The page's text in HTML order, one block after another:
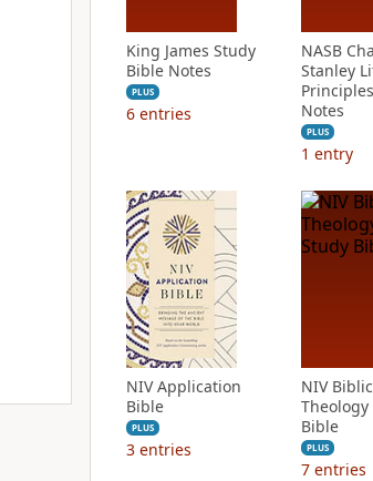
King James Study
Bible Notes
PLUS
6 entries
NASB
Stanley
Notes
PLUS
1 entry
NIV Application
Bible
PLUS
3 entries
NIV
Theology
Bible
PLUS
7 entries